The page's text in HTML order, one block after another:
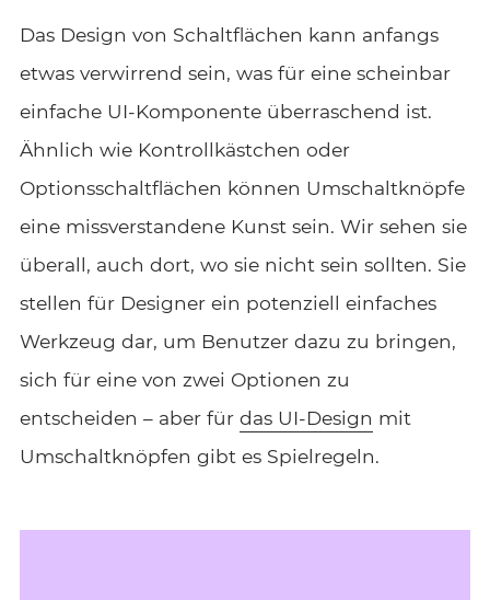
Das Design von Schaltflächen kann anfangs
etwas verwirrend sein, was für eine scheinbar
einfache UI-Komponente überraschend ist.
Ähnlich wie Kontrollkästchen oder
Optionsschaltflächen können Umschaltknöpfe
eine missverstandene Kunst sein. Wir sehen sie
überall, auch dort, wo sie nicht sein sollten. Sie
stellen für Designer ein potenziell einfaches
Werkzeug dar, um Benutzer dazu zu bringen,
sich für eine von zwei Optionen zu
entscheiden – aber für das UI-Design mit
Umschaltknöpfen gibt es Spielregeln.